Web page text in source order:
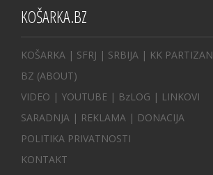
KOŠARKA.BZ
KOŠARKA | SFRJ | SRBIJA | KK PARTIZAN
BZ (ABOUT)
VIDEO | YOUTUBE | BzLOG | LINKOVI
SARADNJA | REKLAMA | DONACIJA
POLITIKA PRIVATNOSTI
KONTAKT